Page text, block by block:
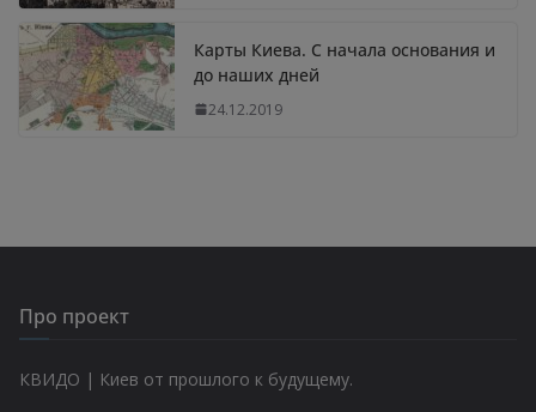
Карты Киева. С начала основания и
до наших дней
24.12.2019
Про проект
КВИДО | Киев от прошлого к будущему.